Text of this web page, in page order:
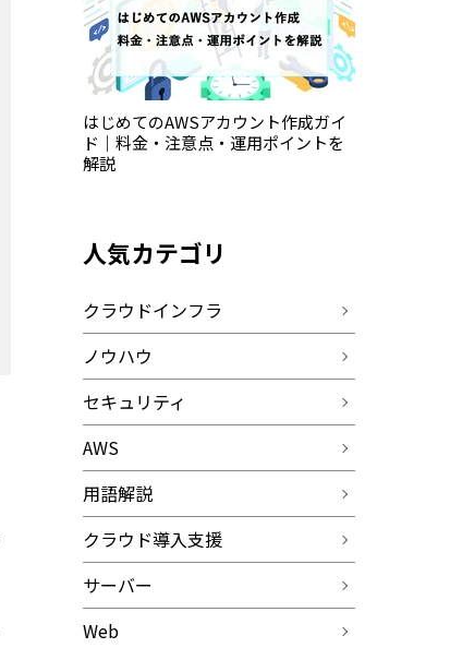
はじめてのAWSアカウント作成ガイ
ド｜料金・注意点・運用ポイントを
解説
人気カテゴリ
クラウドインフラ
ノウハウ
セキュリティ
AWS
用語解説
クラウド導入支援
サーバー
Web